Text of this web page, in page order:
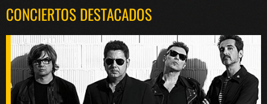
CONCIERTOS DESTACADOS